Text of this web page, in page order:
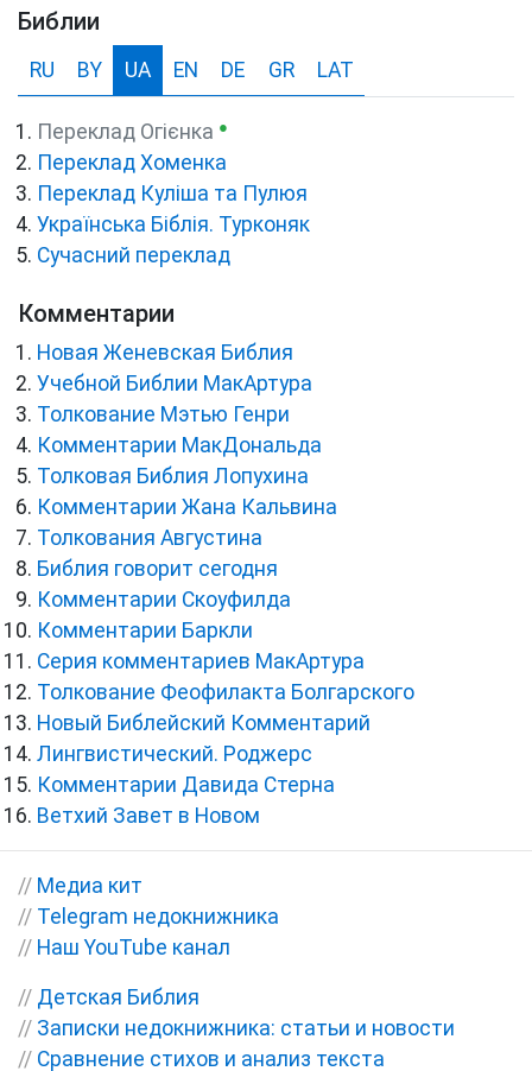
Библии
RU BY UA EN DE GR LAT
Переклад Огієнка ●
Переклад Хоменка
Переклад Куліша та Пулюя
Українська Біблія. Турконяк
Сучасний переклад
Комментарии
Новая Женевская Библия
Учебной Библии МакАртура
Толкование Мэтью Генри
Комментарии МакДональда
Толковая Библия Лопухина
Комментарии Жана Кальвина
Толкования Августина
Библия говорит сегодня
Комментарии Скоуфилда
Комментарии Баркли
Серия комментариев МакАртура
Толкование Феофилакта Болгарского
Новый Библейский Комментарий
Лингвистический. Роджерс
Комментарии Давида Стерна
Ветхий Завет в Новом
// Медиа кит
// Telegram недокнижника
// Наш YouTube канал
// Детская Библия
// Записки недокнижника: статьи и новости
// Сравнение стихов и анализ текста